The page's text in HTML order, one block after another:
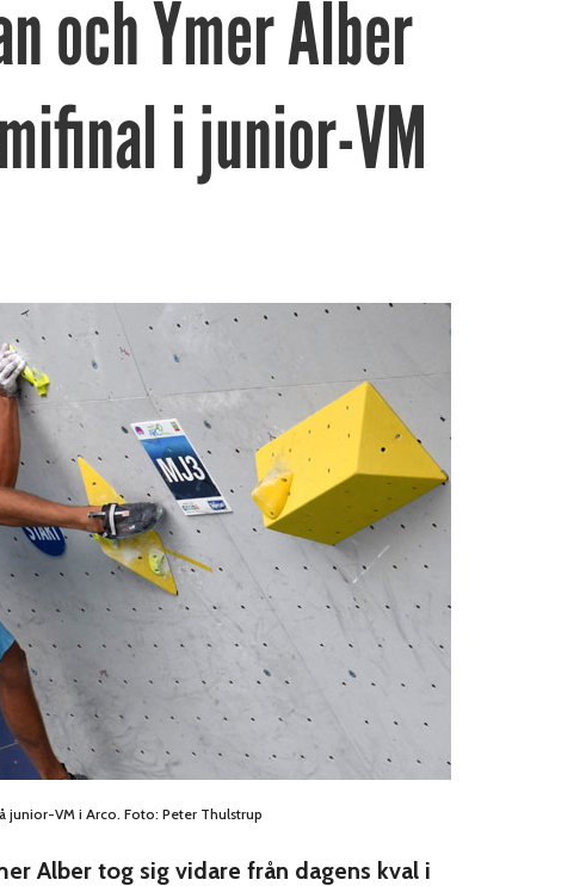
och Ymer Alber
i junior-VM
junior-VM i Arco. Foto: Peter Thulstrup
Alber tog sig vidare från dagens kval i